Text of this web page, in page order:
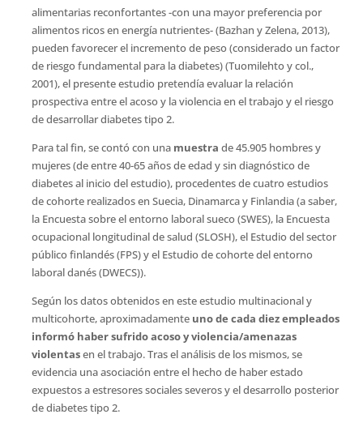
alimentarias reconfortantes -con una mayor preferencia por
alimentos ricos en energía nutrientes- (Bazhan y Zelena, 2013),
pueden favorecer el incremento de peso (considerado un factor
de riesgo fundamental para la diabetes) (Tuomilehto y col.,
2001), el presente estudio pretendía evaluar la relación
prospectiva entre el acoso y la violencia en el trabajo y el riesgo
de desarrollar diabetes tipo 2.
Para tal fin, se contó con una muestra de 45.905 hombres y
mujeres (de entre 40-65 años de edad y sin diagnóstico de
diabetes al inicio del estudio), procedentes de cuatro estudios
de cohorte realizados en Suecia, Dinamarca y Finlandia (a saber,
la Encuesta sobre el entorno laboral sueco (SWES), la Encuesta
ocupacional longitudinal de salud (SLOSH), el Estudio del sector
público finlandés (FPS) y el Estudio de cohorte del entorno
laboral danés (DWECS)).
Según los datos obtenidos en este estudio multinacional y
multicohorte, aproximadamente uno de cada diez empleados
informó haber sufrido acoso y violencia/amenazas
violentasen el trabajo. Tras el análisis de los mismos, se
evidencia una asociación entre el hecho de haber estado
expuestos a estresores sociales severos y el desarrollo posterior
de diabetes tipo 2.